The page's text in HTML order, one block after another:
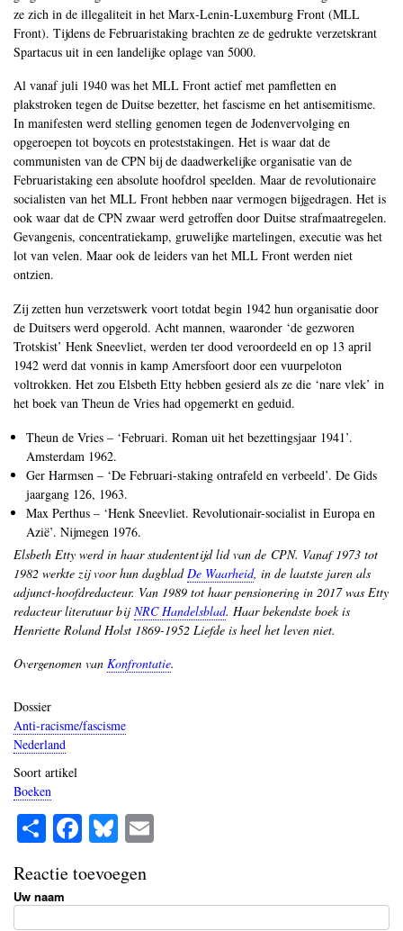
ze zich in de illegaliteit in het Marx-Lenin-Luxemburg Front (MLL
Front). Tijdens de Februaristaking brachten ze de gedrukte verzetskrant
Spartacus uit in een landelijke oplage van 5000.
Al vanaf juli 1940 was het MLL Front actief met pamfletten en
plakstroken tegen de Duitse bezetter, het fascisme en het antisemitisme.
In manifesten werd stelling genomen tegen de Jodenvervolging en
opgeroepen tot boycots en proteststakingen. Het is waar dat de
communisten van de CPN bij de daadwerkelijke organisatie van de
Februaristaking een absolute hoofdrol speelden. Maar de revolutionaire
socialisten van het MLL Front hebben naar vermogen bijgedragen. Het is
ook waar dat de CPN zwaar werd getroffen door Duitse strafmaatregelen.
Gevangenis, concentratiekamp, gruwelijke martelingen, executie was het
lot van velen. Maar ook de leiders van het MLL Front werden niet
ontzien.
Zij zetten hun verzetswerk voort totdat begin 1942 hun organisatie door
de Duitsers werd opgerold. Acht mannen, waaronder ‘de gezworen
Trotskist’ Henk Sneevliet, werden ter dood veroordeeld en op 13 april
1942 werd dat vonnis in kamp Amersfoort door een vuurpeloton
voltrokken. Het zou Elsbeth Etty hebben gesierd als ze die ‘nare vlek’ in
het boek van Theun de Vries had opgemerkt en geduid.
Theun de Vries – ‘Februari. Roman uit het bezettingsjaar 1941’.
Amsterdam 1962.
Ger Harmsen – ‘De Februari-staking ontrafeld en verbeeld’. De Gids
jaargang 126, 1963.
Max Perthus – ‘Henk Sneevliet. Revolutionair-socialist in Europa en
Azië’. Nijmegen 1976.
Elsbeth Etty werd in haar studententijd lid van de CPN. Vanaf 1973 tot
1982 werkte zij voor hun dagblad De Waarheid, in de laatste jaren als
adjunct-hoofdredacteur. Van 1989 tot haar pensionering in 2017 was Etty
redacteur literatuur bijNRC Handelsblad. Haar bekendste boek is
Henriette Roland Holst 1869-1952 Liefde is heel het leven niet.
Overgenomen van Konfrontatie.
Dossier
Anti-racisme/fascisme
Nederland
Soort artikel
Boeken
S
ha
re
Fa
ce
bo
ok
Bl
ue
sk
y
Reactie toevoegen
Uw naam